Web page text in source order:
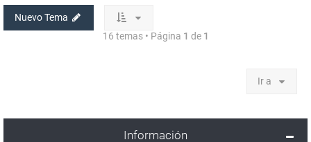
Nuevo Tema
16 temas • Página 1 de 1
Ir a
Información